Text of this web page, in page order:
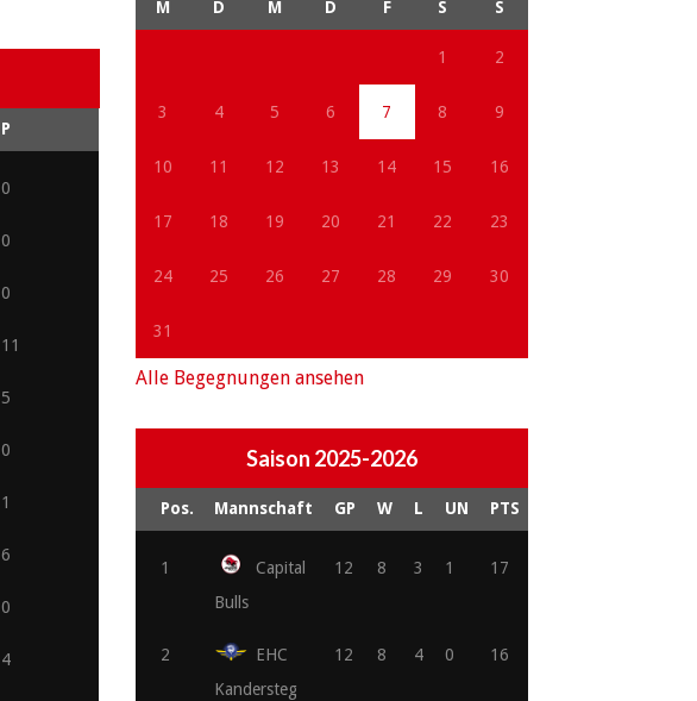
P
0
0
0
11
5
0
1
6
0
4
M D M D F S S
1 2
3 4 5 6 7 8 9
10 11 12 13 14 15 16
17 18 19 20 21 22 23
24 25 26 27 28 29 30
31
Alle Begegnungen ansehen
Saison 2025-2026
Pos. Mannschaft GP W L UN PTS
1
Capital
Bulls
12 8 3 1 17
2
EHC
Kandersteg
12 8 4 0 16